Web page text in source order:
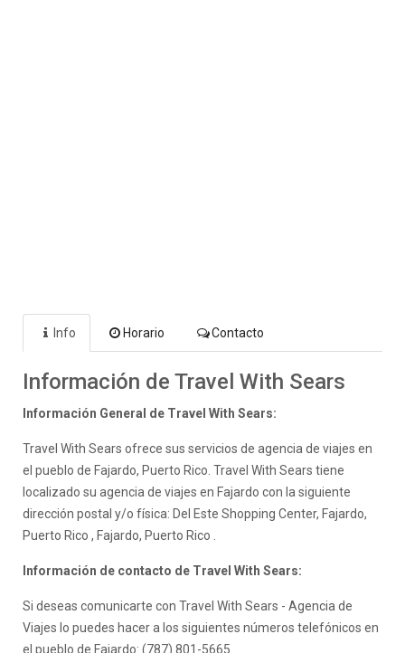
Info Horario Contacto
Información de Travel With Sears
Información General de Travel With Sears:
Travel With Sears ofrece sus servicios de agencia de viajes en
el pueblo de Fajardo, Puerto Rico. Travel With Sears tiene
localizado su agencia de viajes en Fajardo con la siguiente
dirección postal y/o física: Del Este Shopping Center, Fajardo,
Puerto Rico , Fajardo, Puerto Rico .
Información de contacto de Travel With Sears:
Si deseas comunicarte con Travel With Sears - Agencia de
Viajes lo puedes hacer a los siguientes números telefónicos en
el pueblo de Fajardo: (787) 801-5665.